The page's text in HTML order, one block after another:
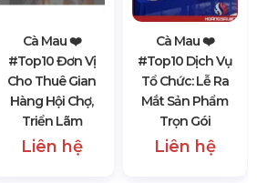
Cà Mau ❤️️
#top10 Đơn Vị
Cho Thuê Gian
Hàng Hội Chợ,
Triển Lãm
Liên hệ
Cà Mau ❤️️
#top10 Dịch Vụ
Tổ Chức: Lễ Ra
Mắt Sản Phẩm
Trọn Gói
Liên hệ